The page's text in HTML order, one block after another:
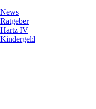
News
Ratgeber
Hartz IV
Kindergeld